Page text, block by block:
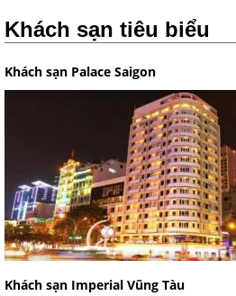
Khách sạn tiêu biểu
Khách sạn Palace Saigon
Khách sạn Imperial Vũng Tàu